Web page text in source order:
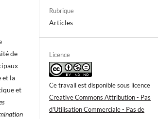
de
et la
et
Rubrique
Articles
Licence
Ce travail est disponible sous licence
Creative Commons Attribution - Pas
d'Utilisation Commerciale - Pas de